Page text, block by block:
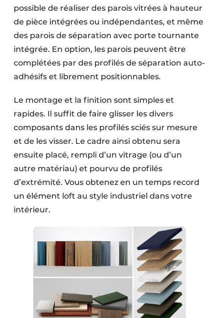
possible de réaliser des parois vitrées à hauteur
de pièce intégrées ou indépendantes, et même
des parois de séparation avec porte tournante
intégrée. En option, les parois peuvent être
complétées par des profilés de séparation auto-
adhésifs et librement positionnables.
Le montage et la finition sont simples et
rapides. Il suffit de faire glisser les divers
composants dans les profilés sciés sur mesure
et de les visser. Le cadre ainsi obtenu sera
ensuite placé, rempli d’un vitrage (ou d’un
autre matériau) et pourvu de profilés
d’extrémité. Vous obtenez en un temps record
un élément loft au style industriel dans votre
intérieur.